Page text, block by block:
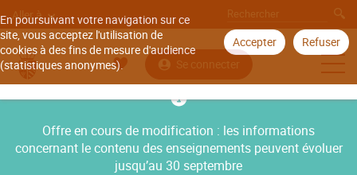
En poursuivant votre navigation sur ce
site, vous acceptez l'utilisation de
cookies à des fins de mesure d'audience
(statistiques anonymes).
Accepter Refuser
Aller à
Se connecter
Offre en cours de modification : les informations
concernant le contenu des enseignements peuvent évoluer
jusqu’au 30 septembre